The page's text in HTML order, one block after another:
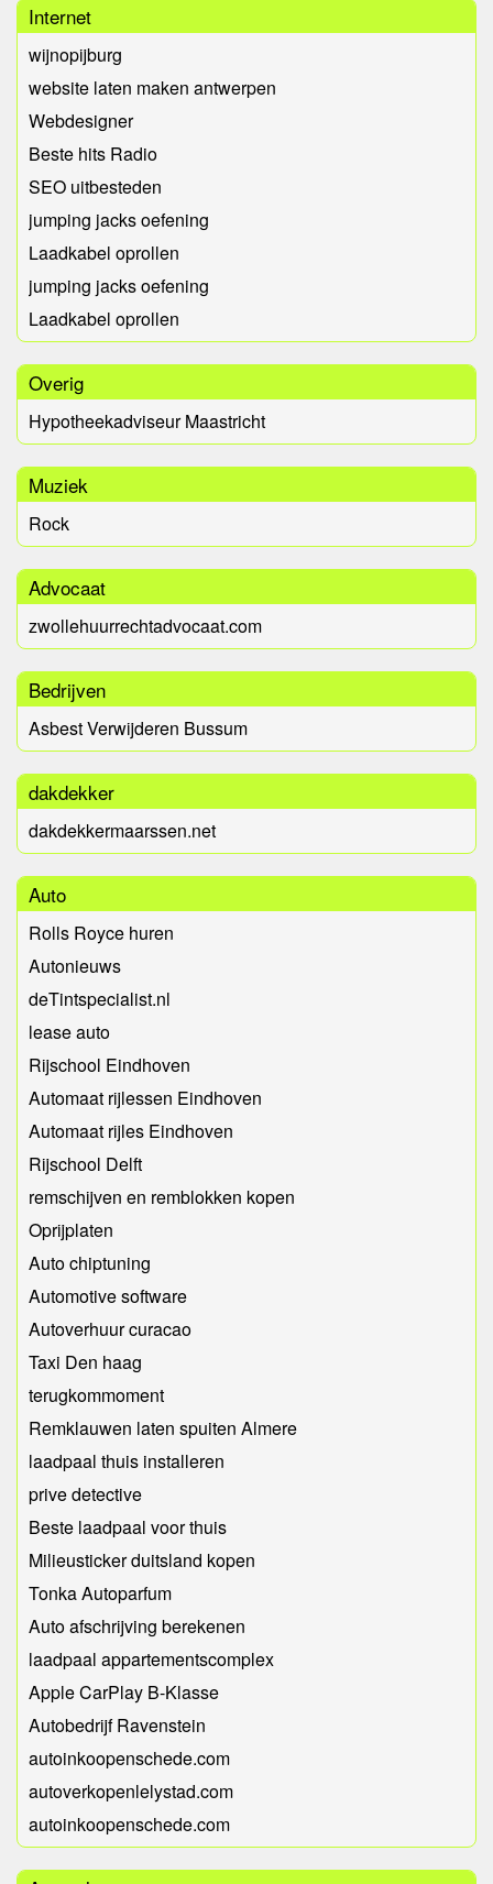
Internet
wijnopijburg
website laten maken antwerpen
Webdesigner
Beste hits Radio
SEO uitbesteden
jumping jacks oefening
Laadkabel oprollen
jumping jacks oefening
Laadkabel oprollen
Overig
Hypotheekadviseur Maastricht
Muziek
Rock
Advocaat
zwollehuurrechtadvocaat.com
Bedrijven
Asbest Verwijderen Bussum
dakdekker
dakdekkermaarssen.net
Auto
Rolls Royce huren
Autonieuws
deTintspecialist.nl
lease auto
Rijschool Eindhoven
Automaat rijlessen Eindhoven
Automaat rijles Eindhoven
Rijschool Delft
remschijven en remblokken kopen
Oprijplaten
Auto chiptuning
Automotive software
Autoverhuur curacao
Taxi Den haag
terugkommoment
Remklauwen laten spuiten Almere
laadpaal thuis installeren
prive detective
Beste laadpaal voor thuis
Milieusticker duitsland kopen
Tonka Autoparfum
Auto afschrijving berekenen
laadpaal appartementscomplex
Apple CarPlay B-Klasse
Autobedrijf Ravenstein
autoinkoopenschede.com
autoverkopenlelystad.com
autoinkoopenschede.com